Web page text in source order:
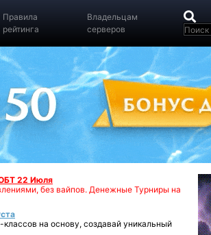
Правила
рейтинга
Владельцам
серверов
22 Июля
без вайпов. Денежные Турниры на
на основу, создавай уникальный